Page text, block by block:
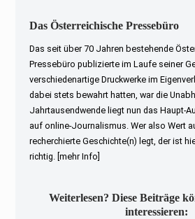
Das Österreichische Pressebüro
Das seit über 70 Jahren bestehende
Pressebüro publizierte im Laufe seiner
verschiedenartige Druckwerke im
dabei stets bewahrt hatten, war die
Jahrtausendwende liegt nun das Haupt-
auf online-Journalismus. Wer also Wert
recherchierte Geschichte(n) legt, der ist
richtig.
[mehr Info]
Weiterlesen? Diese Beiträge
interessieren: